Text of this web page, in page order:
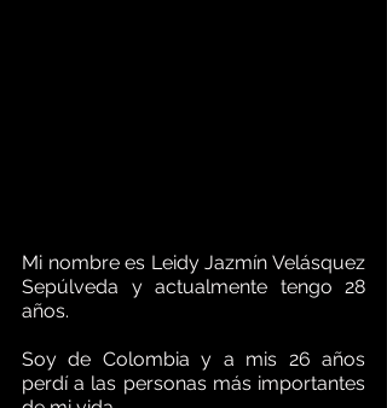
Mi nombre es Leidy Jazmín Velásquez
Sepúlveda y actualmente tengo 28
años.
Soy de Colombia y a mis 26 años
perdí a las personas más importantes